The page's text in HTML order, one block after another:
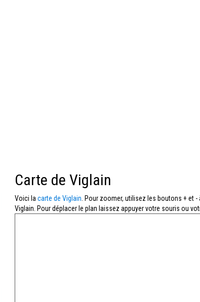
Carte de Viglain
Voici la carte de Viglain . Pour zoomer, utilisez les boutons + et
Viglain. Pour déplacer le plan laissez appuyer votre souris ou